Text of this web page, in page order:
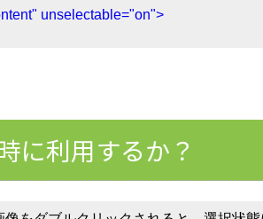
unselectable="on">
に利用するか？